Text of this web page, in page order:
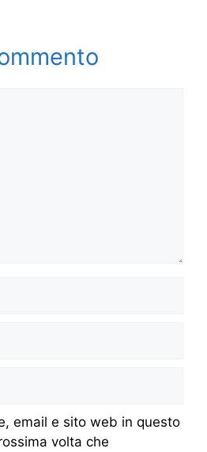
email e sito web in questo
volta che